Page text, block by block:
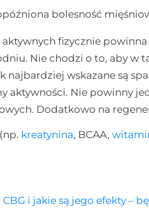
bolesność
fizycznie
Nie chodzi o to, aby w
najbardziej wskazane są
aktywności. Nie powinny
Dodatkowo na
(np. kreatynina, BCAA,
CBG i jakie są jego efekty –